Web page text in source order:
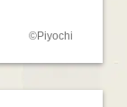
©Piyochi